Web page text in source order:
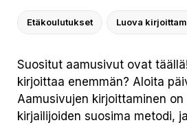
Etäkoulutukset Luova
Suositut aamusivut ovat
kirjoittaa enemmän? Aloita
Aamusivujen kirjoittaminen on
kirjailijoiden suosima metodi,